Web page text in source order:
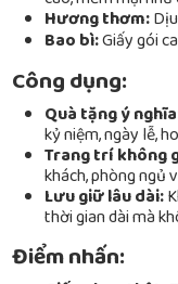
Hương thơm:
Bao bì:Giấy gói
Công dụng:
Quà tặng ý
kỷ niệm, ngày lễ,
Trang trí không
khách, phòng ngủ
Lưu giữ lâu dài:
thời gian dài mà
Điểm nhấn: